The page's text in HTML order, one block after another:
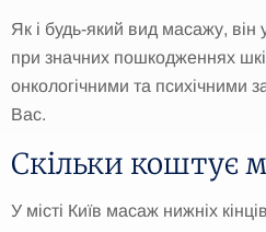
Як і будь-який вид масажу,
при значних пошкодженнях
онкологічними та психічними
Вас.
Скільки коштує
У місті Київ масаж нижніх